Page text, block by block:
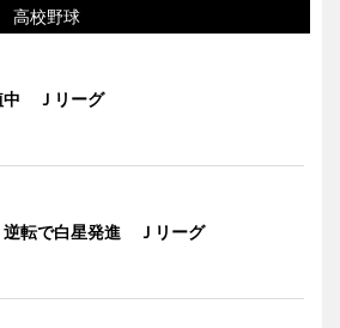
高校野球
中 Ｊリーグ
逆転で白星発進 Ｊリーグ